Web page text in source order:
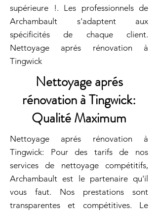
supérieure !. Les professionnels de
Archambault s'adaptent aux
spécificités de chaque client.
Nettoyage aprés rénovation à
Tingwick
Nettoyage aprés
rénovation à Tingwick:
Qualité Maximum
Nettoyage aprés rénovation à
Tingwick: Pour des tarifs de nos
services de nettoyage compétitifs,
Archambault est le partenaire qu'il
vous faut. Nos prestations sont
transparentes et compétitives. Le